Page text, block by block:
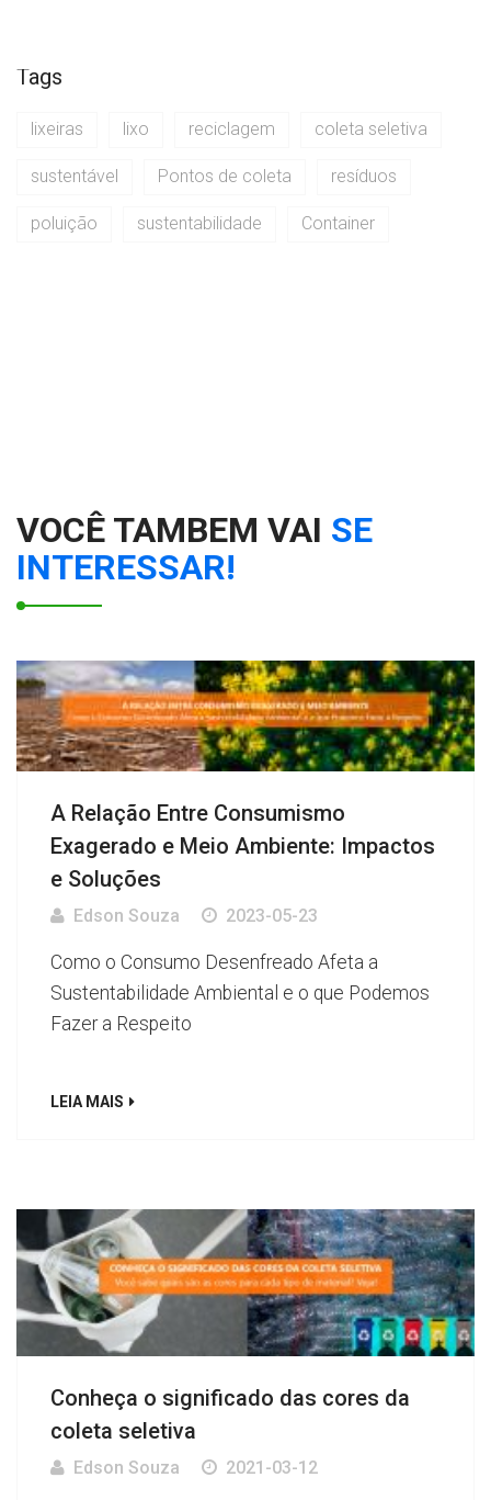
Tags
lixeiras lixo reciclagem coleta seletiva
sustentável Pontos de coleta resíduos
poluição sustentabilidade Container
VOCÊ TAMBEM VAI SE
INTERESSAR!
A Relação Entre Consumismo
Exagerado e Meio Ambiente: Impactos
e Soluções
Edson Souza 2023-05-23
Como o Consumo Desenfreado Afeta a
Sustentabilidade Ambiental e o que Podemos
Fazer a Respeito
LEIA MAIS
Conheça o significado das cores da
coleta seletiva
Edson Souza 2021-03-12